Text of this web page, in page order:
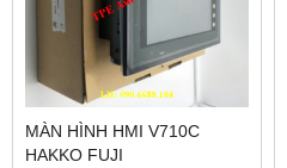
MÀN HÌNH HMI V710C
HAKKO FUJI